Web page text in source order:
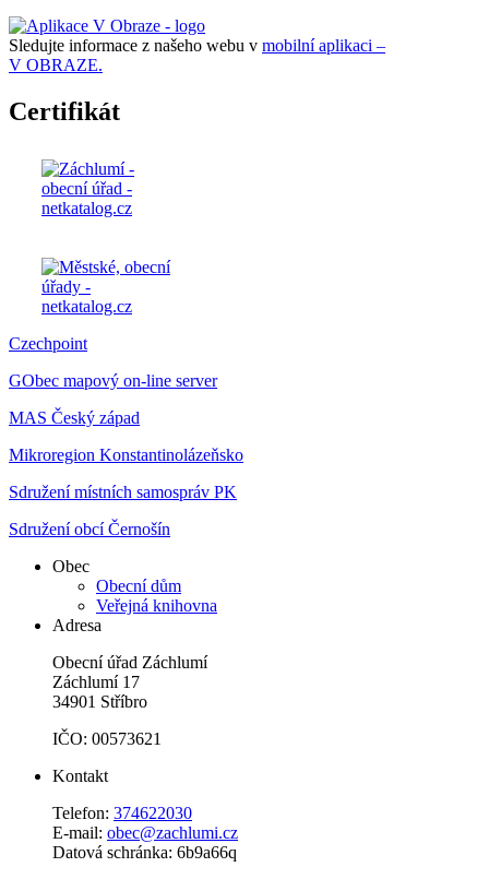
Sledujte informace z našeho webu v mobilní aplikaci –
V OBRAZE.
Certifikát
Czechpoint
GObec mapový on-line server
MAS Český západ
Mikroregion Konstantinolázeňsko
Sdružení místních samospráv PK
Sdružení obcí Černošín
Obec
Obecní dům
Veřejná knihovna
Adresa
Obecní úřad Záchlumí
Záchlumí 17
34901 Stříbro
IČO: 00573621
Kontakt
Telefon: 374622030
E-mail: obec@zachlumi.cz
Datová schránka: 6b9a66q